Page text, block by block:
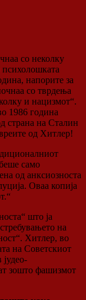
со неколку
психолошката
напорите за
со тврдења
и нацизмот“.
1986 година
страна на Сталин
од Хитлер!
само
од анксиозноста
Оваа копија
што ја
на
Хитлер, во
на Советскиот
зошто фашизмот